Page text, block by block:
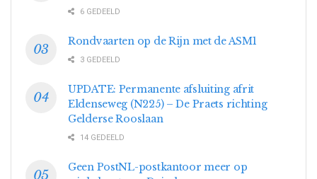
6 GEDEELD
Rondvaarten op de Rijn met de ASM1
3 GEDEELD
UPDATE: Permanente afsluiting afrit
Eldenseweg (N225) – De Praets richting
Gelderse Rooslaan
14 GEDEELD
Geen PostNL-postkantoor meer op